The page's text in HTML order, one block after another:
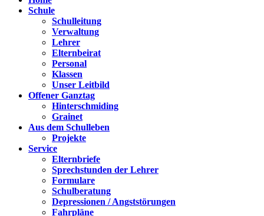
Schule
Schulleitung
Verwaltung
Lehrer
Elternbeirat
Personal
Klassen
Unser Leitbild
Offener Ganztag
Hinterschmiding
Grainet
Aus dem Schulleben
Projekte
Service
Elternbriefe
Sprechstunden der Lehrer
Formulare
Schulberatung
Depressionen / Angststörungen
Fahrpläne